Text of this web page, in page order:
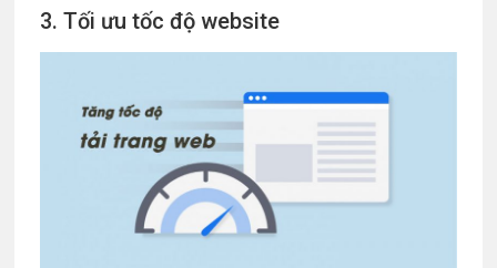
3. Tối ưu tốc độ website